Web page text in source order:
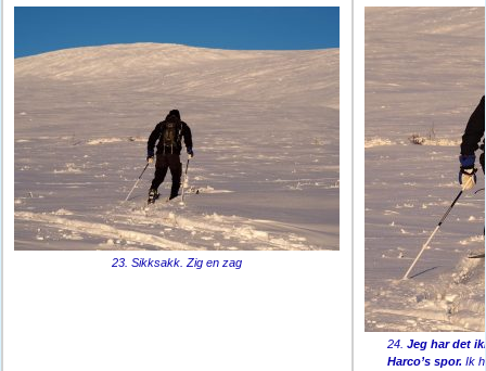
23. Sikksakk. Zig en zag
24.Jeg har det
Harco’s spor. Ik